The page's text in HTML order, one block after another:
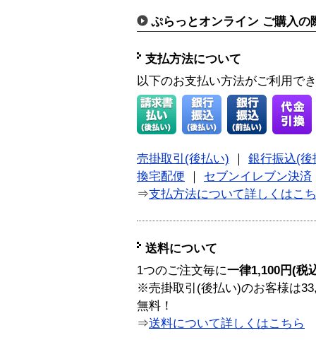
ぷらっとオンライン ご購入の
支払方法について
以下のお支払い方法がご利用で
売掛取引(後払い)
銀行振込(後
換宅配便
セブンイレブン決済
⇒支払方法について詳しくはこ
送料について
1つのご注文毎に一律1,100円(税
※売掛取引(後払い)のお客様は
無料！
⇒送料について詳しくはこちら